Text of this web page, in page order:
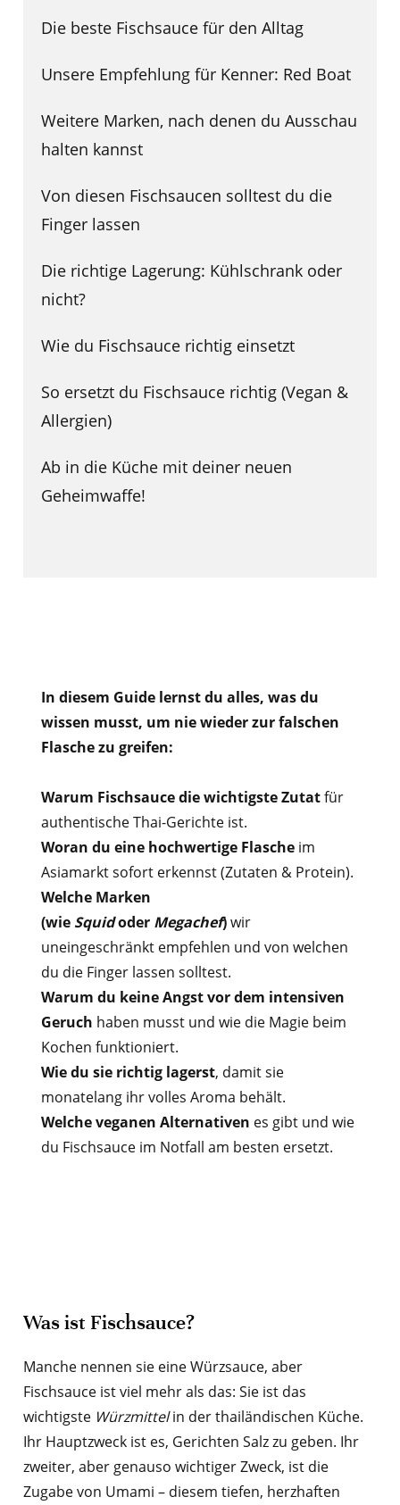
Die beste Fischsauce für den Alltag
Unsere Empfehlung für Kenner: Red Boat
Weitere Marken, nach denen du Ausschau
halten kannst
Von diesen Fischsaucen solltest du die
Finger lassen
Die richtige Lagerung: Kühlschrank oder
nicht?
Wie du Fischsauce richtig einsetzt
So ersetzt du Fischsauce richtig (Vegan &
Allergien)
Ab in die Küche mit deiner neuen
Geheimwaffe!
In diesem Guide lernst du alles, was du
wissen musst, um nie wieder zur falschen
Flasche zu greifen:
Warum Fischsauce die wichtigste Zutatfür
authentische Thai-Gerichte ist.
Woran du eine hochwertige Flascheim
Asiamarkt sofort erkennst (Zutaten & Protein).
Welche Marken
(wie Squidoder Megachef)wir
uneingeschränkt empfehlen und von welchen
du die Finger lassen solltest.
Warum du keine Angst vor dem intensiven
Geruch haben musst und wie die Magie beim
Kochen funktioniert.
Wie du sie richtig lagerst, damit sie
monatelang ihr volles Aroma behält.
Welche veganen Alternativen es gibt und wie
du Fischsauce im Notfall am besten ersetzt.
Was ist Fischsauce?
Manche nennen sie eine Würzsauce, aber
Fischsauce ist viel mehr als das: Sie ist das
wichtigste Würzmittelin der thailändischen Küche.
Ihr Hauptzweck ist es, Gerichten Salz zu geben. Ihr
zweiter, aber genauso wichtiger Zweck, ist die
Zugabe von Umami – diesem tiefen, herzhaften